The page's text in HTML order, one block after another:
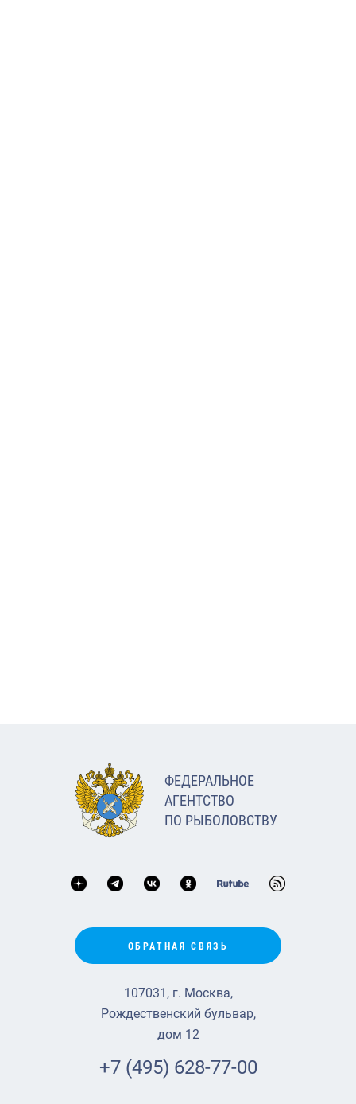
ФЕДЕРАЛЬНОЕ
АГЕНТСТВО
ПО РЫБОЛОВСТВУ
ОБРАТНАЯ СВЯЗЬ
107031, г. Москва,
Рождественский бульвар,
дом 12
+7 (495) 628-77-00